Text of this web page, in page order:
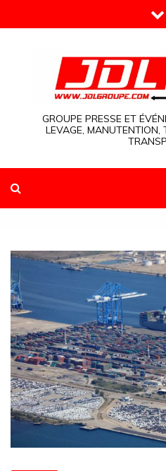
to
GROUPE PRESSE ET
LEVAGE, MANUTENTION,